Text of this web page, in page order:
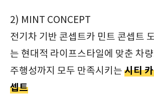
2) MINT CONCEPT
전기차 기반 콘셉트카 민트 콘셉트
는 현대적 라이프스타일에 맞춘 차
주행성까지 모두 만족시키는 시티
셉트